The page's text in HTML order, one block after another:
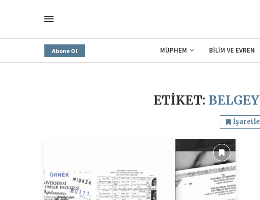
Abone Ol MÜPHEM BİLİM VE EVREN
ETIKET:
İşaretle